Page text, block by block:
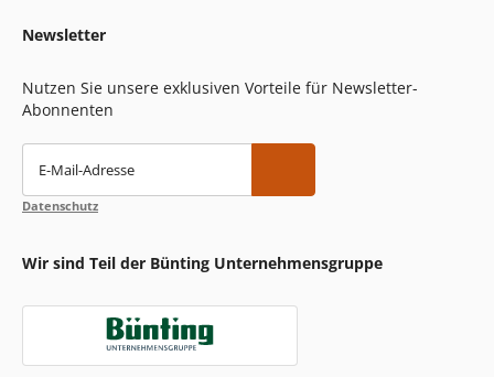
Newsletter
Nutzen Sie unsere exklusiven Vorteile für Newsletter-
Abonnenten
E-Mail-Adresse
Datenschutz
Wir sind Teil der Bünting Unternehmensgruppe